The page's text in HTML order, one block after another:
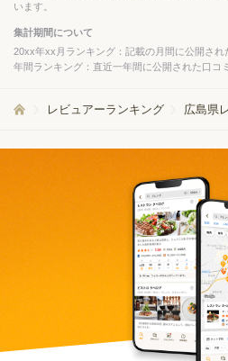
います。
集計期間について
20xx年xx月ランキング：記載の月間に公開され
年間ランキング：直近一年間に公開された口コ
レビュアーランキング 広島県